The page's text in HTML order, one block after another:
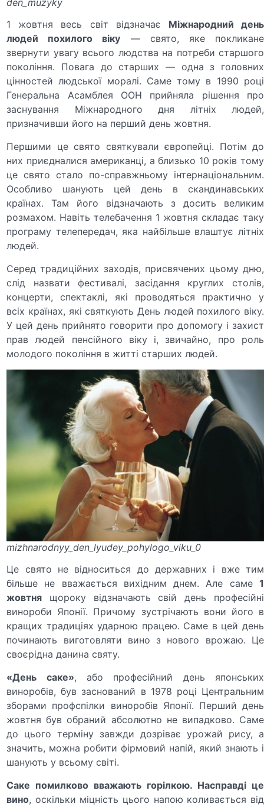
1 жовтня весь світ відзначає Міжнародний день
людей похилого віку — свято, яке покликане
звернути увагу всього людства на потреби старшого
покоління. Повага до старших — одна з головних
цінностей людської моралі. Саме тому в 1990 році
Генеральна Асамблея ООН прийняла рішення про
заснування Міжнародного дня літніх людей,
призначивши його на перший день жовтня.
Першими це свято святкували європейці. Потім до
них приєдналися американці, а близько 10 років тому
це свято стало по-справжньому інтернаціональним.
Особливо шанують цей день в скандинавських
країнах. Там його відзначають з досить великим
розмахом. Навіть телебачення 1 жовтня складає таку
програму телепередач, яка найбільше влаштує літніх
людей.
Серед традиційних заходів, присвячених цьому дню,
слід назвати фестивалі, засідання круглих столів,
концерти, спектаклі, які проводяться практично у
всіх країнах, які святкують День людей похилого віку.
У цей день прийнято говорити про допомогу і захист
прав людей пенсійного віку і, звичайно, про роль
молодого покоління в житті старших людей.
mizhnarodnyy_den_lyudey_pohylogo_viku_0
Це свято не відноситься до державних і вже тим
більше не вважається вихідним днем. Але саме 1
жовтня щороку відзначають свій день професійні
винороби Японії. Причому зустрічають вони його в
кращих традиціях ударною працею. Саме в цей день
починають виготовляти вино з нового врожаю. Це
своєрідна данина святу.
«День саке», або професійний день японських
виноробів, був заснований в 1978 році Центральним
зборами профспілки виноробів Японії. Перший день
жовтня був обраний абсолютно не випадково. Саме
до цього терміну завжди дозріває урожай рису, а
значить, можна робити фірмовий напій, який знають і
шанують у всьому світі.
Саке помилково вважають горілкою. Насправді це
вино, оскільки міцність цього напою коливається від